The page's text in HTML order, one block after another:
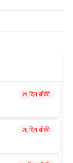
१९ दिन बाँकी
२६ दिन बाँकी